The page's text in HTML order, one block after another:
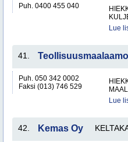
Puh. 0400 455 040
Lue
41.
Puh. 050 342 0002
Faksi (013) 746 529
Lue
42. Kemas Oy